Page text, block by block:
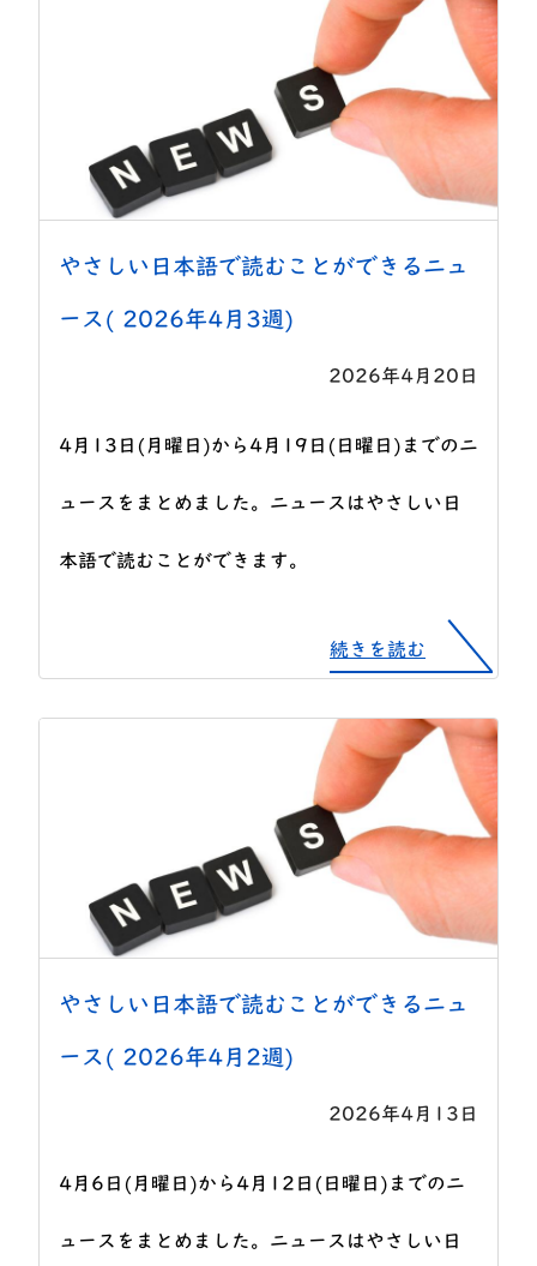
やさしい日本語で読むことができるニュ
ース( 2026年4月3週)
2026年4月20日
4月13日(月曜日)から4月19日(日曜日)までのニ
ュースをまとめました。ニュースはやさしい日
本語で読むことができます。
続きを読む
やさしい日本語で読むことができるニュ
ース( 2026年4月2週)
2026年4月13日
4月6日(月曜日)から4月12日(日曜日)までのニ
ュースをまとめました。ニュースはやさしい日